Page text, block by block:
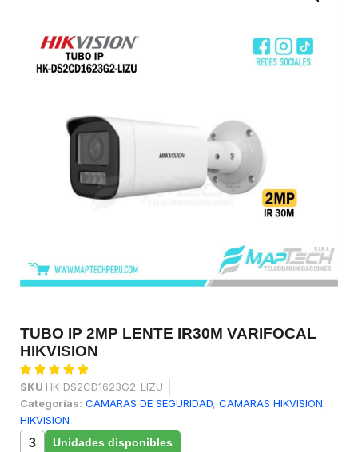
TUBO IP 2MP LENTE IR30M VARIFOCAL
HIKVISION
    
SKU HK-DS2CD1623G2-LIZU
Categorías: CAMARAS DE SEGURIDAD, CAMARAS HIKVISION,
HIKVISION
3 Unidades disponibles